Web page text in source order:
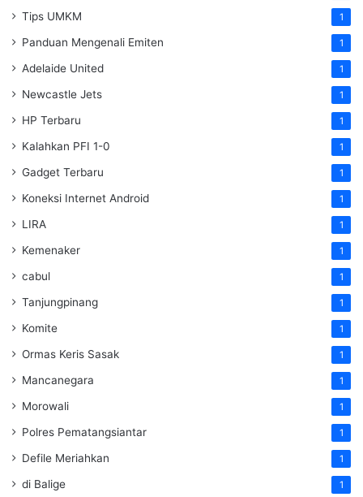
Tips UMKM 1
Panduan Mengenali Emiten 1
Adelaide United 1
Newcastle Jets 1
HP Terbaru 1
Kalahkan PFI 1-0 1
Gadget Terbaru 1
Koneksi Internet Android 1
LIRA 1
Kemenaker 1
cabul 1
Tanjungpinang 1
Komite 1
Ormas Keris Sasak 1
Mancanegara 1
Morowali 1
Polres Pematangsiantar 1
Defile Meriahkan 1
di Balige 1